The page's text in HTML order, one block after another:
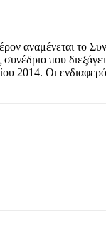
αναμένεται το
συνέδριο που
2014. Οι